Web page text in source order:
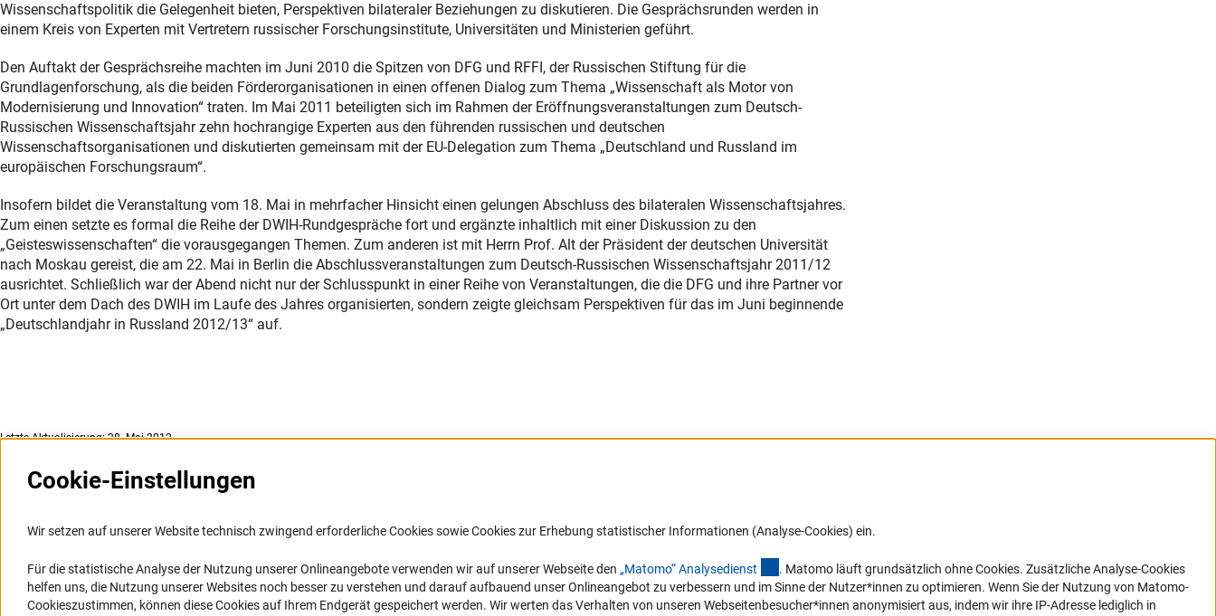
Wissenschaftspolitik die Gelegenheit bieten, Perspektiven bilateraler Beziehungen zu diskutieren. Die Gesprächsrunden werden in
einem Kreis von Experten mit Vertretern russischer Forschungsinstitute, Universitäten und Ministerien geführt.
Den Auftakt der Gesprächsreihe machten im Juni 2010 die Spitzen von DFG und RFFI, der Russischen Stiftung für die
Grundlagenforschung, als die beiden Förderorganisationen in einen offenen Dialog zum Thema „Wissenschaft als Motor von
Modernisierung und Innovation“ traten. Im Mai 2011 beteiligten sich im Rahmen der Eröffnungsveranstaltungen zum Deutsch-
Russischen Wissenschaftsjahr zehn hochrangige Experten aus den führenden russischen und deutschen
Wissenschaftsorganisationen und diskutierten gemeinsam mit der EU-Delegation zum Thema „Deutschland und Russland im
europäischen Forschungsraum“.
Insofern bildet die Veranstaltung vom 18. Mai in mehrfacher Hinsicht einen gelungen Abschluss des bilateralen Wissenschaftsjahres.
Zum einen setzte es formal die Reihe der DWIH-Rundgespräche fort und ergänzte inhaltlich mit einer Diskussion zu den
„Geisteswissenschaften“ die vorausgegangen Themen. Zum anderen ist mit Herrn Prof. Alt der Präsident der deutschen Universität
nach Moskau gereist, die am 22. Mai in Berlin die Abschlussveranstaltungen zum Deutsch-Russischen Wissenschaftsjahr 2011/12
ausrichtet. Schließlich war der Abend nicht nur der Schlusspunkt in einer Reihe von Veranstaltungen, die die DFG und ihre Partner vor
Ort unter dem Dach des DWIH im Laufe des Jahres organisierten, sondern zeigte gleichsam Perspektiven für das im Juni beginnende
„Deutschlandjahr in Russland 2012/13“ auf.
Letzte Aktualisierung: 28. Mai 2012
Informationssysteme
Portal Wissenschaftliche Integrität
GEPRIS
FAQ
Karriere
mit Behinderungen
Erklärung zur Barrierefreiheit
Barriere melden
in Ihr Mailpostfach oder schauen Sie sich
die Ausgaben online an.
Cookie-Einstellungen
Wir setzen auf unserer Website technisch zwingend erforderliche Cookies sowie Cookies zur Erhebung statistischer Informationen (Analyse-Cookies) ein.
Für die statistische Analyse der Nutzung unserer Onlineangebote verwenden wir auf unserer Webseite den „Matomo“ Analysedienst (externer Link)
. Matomo läuft grundsätzlich ohne Cookies. Zusätzliche Analyse-Cookies
helfen uns, die Nutzung unserer Websites noch besser zu verstehen und darauf aufbauend unser Onlineangebot zu verbessern und im Sinne der Nutzer*innen zu optimieren. Wenn Sie der Nutzung von Matomo-
Cookieszustimmen, können diese Cookies auf Ihrem Endgerät gespeichert werden. Wir werten das Verhalten von unseren Webseitenbesucher*innen anonymisiert aus, indem wir ihre IP-Adresse lediglich in